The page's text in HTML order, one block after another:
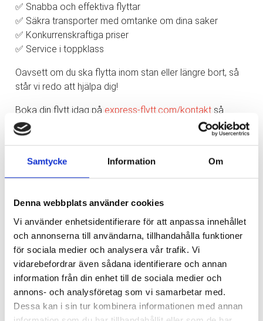
Samtycke Information Om
Denna webbplats använder cookies
Vi använder enhetsidentifierare för att anpassa innehållet
och annonserna till användarna, tillhandahålla funktioner
för sociala medier och analysera vår trafik. Vi
vidarebefordrar även sådana identifierare och annan
information från din enhet till de sociala medier och
annons- och analysföretag som vi samarbetar med.
Dessa kan i sin tur kombinera informationen med annan
✅ Snabba och effektiva flyttar
✅ Säkra transporter med omtanke om dina saker
✅ Konkurrenskraftiga priser
✅ Service i toppklass
Oavsett om du ska flytta inom stan eller längre bort, så
står vi redo att hjälpa dig!
Boka din flytt idag på express-flytt.com/kontaktså
återkopplar vi snabbt.
✉️ info@express-flytt.com
☎️ 031-714 71 30
Låt oss göra din flytt enklare och stressfri!
Nyhetsarkiv
Huvudrubrik
▼
Publicerat